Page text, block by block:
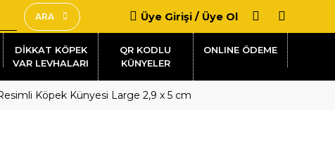
ARA Üye Girişi / Üye Ol
DİKKAT KÖPEK
VAR LEVHALARI
QR KODLU
KÜNYELER
Köpek Künyesi Large 2,9 x 5 cm